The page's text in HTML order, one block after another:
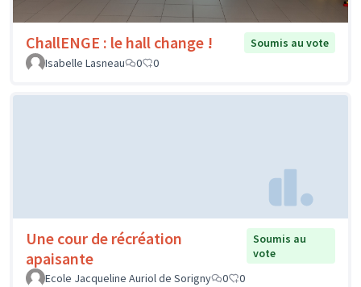
ChallENGE : le hall change !
Soumis au vote
Isabelle Lasneau
0 0
Une cour de récréation
apaisante
Soumis au
vote
Ecole Jacqueline Auriol de Sorigny
0 0